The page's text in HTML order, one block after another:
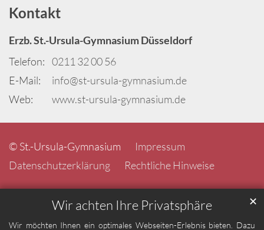
Wir achten Ihre Privatsphäre
Wir möchten Ihnen ein optimales Webseiten-Erlebnis bieten. Dazu
✕
Kontakt
Erzb. St.-Ursula-Gymnasium Düsseldorf
Telefon: 0211 32 00 56
E-Mail:
info@st-ursula-gymnasium.de
Web:
www.st-ursula-gymnasium.de
© St.-Ursula-Gymnasium
Impressum
Datenschutzerklärung
Rechtliche Hinweise